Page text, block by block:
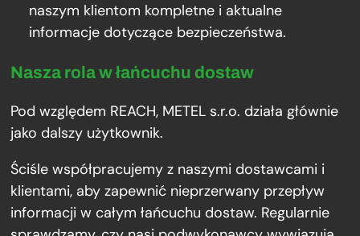
naszym klientom kompletne i aktualne
informacje dotyczące bezpieczeństwa.
Nasza rola w łańcuchu dostaw
Pod względem REACH, METEL s.r.o. działa głównie
jako dalszy użytkownik.
Ściśle współpracujemy z naszymi dostawcami i
klientami, aby zapewnić nieprzerwany przepływ
informacji w całym łańcuchu dostaw. Regularnie